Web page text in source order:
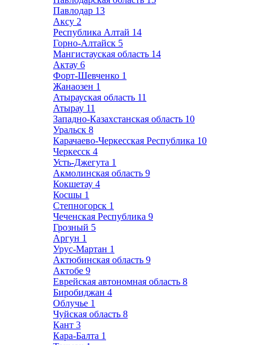
Павлодар 13
Аксу 2
Республика Алтай 14
Горно-Алтайск 5
Мангистауская область 14
Актау 6
Форт-Шевченко 1
Жанаозен 1
Атырауская область 11
Атырау 11
Западно-Казахстанская область 10
Уральск 8
Карачаево-Черкесская Республика 10
Черкесск 4
Усть-Джегута 1
Акмолинская область 9
Кокшетау 4
Косшы 1
Степногорск 1
Чеченская Республика 9
Грозный 5
Аргун 1
Урус-Мартан 1
Актюбинская область 9
Актобе 9
Еврейская автономная область 8
Биробиджан 4
Облучье 1
Чуйская область 8
Кант 3
Кара-Балта 1